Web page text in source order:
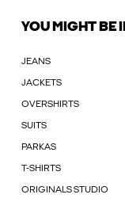
YOU MIGHT BE
JEANS
JACKETS
OVERSHIRTS
SUITS
PARKAS
T-SHIRTS
ORIGINALS STUDIO